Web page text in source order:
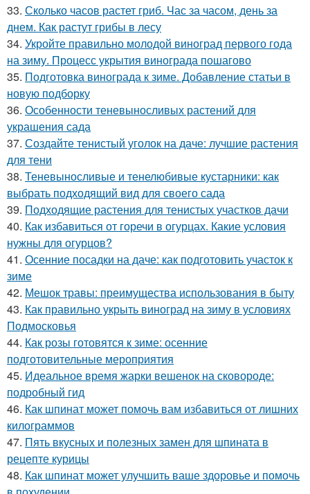
33. Сколько часов растет гриб. Час за часом, день за
днем. Как растут грибы в лесу
34. Укройте правильно молодой виноград первого года
на зиму. Процесс укрытия винограда пошагово
35. Подготовка винограда к зиме. Добавление статьи в
новую подборку
36. Особенности теневыносливых растений для
украшения сада
37. Создайте тенистый уголок на даче: лучшие растения
для тени
38. Теневыносливые и тенелюбивые кустарники: как
выбрать подходящий вид для своего сада
39. Подходящие растения для тенистых участков дачи
40. Как избавиться от горечи в огурцах. Какие условия
нужны для огурцов?
41. Осенние посадки на даче: как подготовить участок к
зиме
42. Мешок травы: преимущества использования в быту
43. Как правильно укрыть виноград на зиму в условиях
Подмосковья
44. Как розы готовятся к зиме: осенние
подготовительные мероприятия
45. Идеальное время жарки вешенок на сковороде:
подробный гид
46. Как шпинат может помочь вам избавиться от лишних
килограммов
47. Пять вкусных и полезных замен для шпината в
рецепте курицы
48. Как шпинат может улучшить ваше здоровье и помочь